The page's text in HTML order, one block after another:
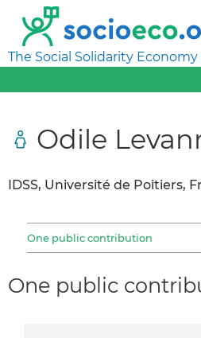
The Social Solidarity
Odile
IDSS, Université de Poitiers,
One public contribution
One public